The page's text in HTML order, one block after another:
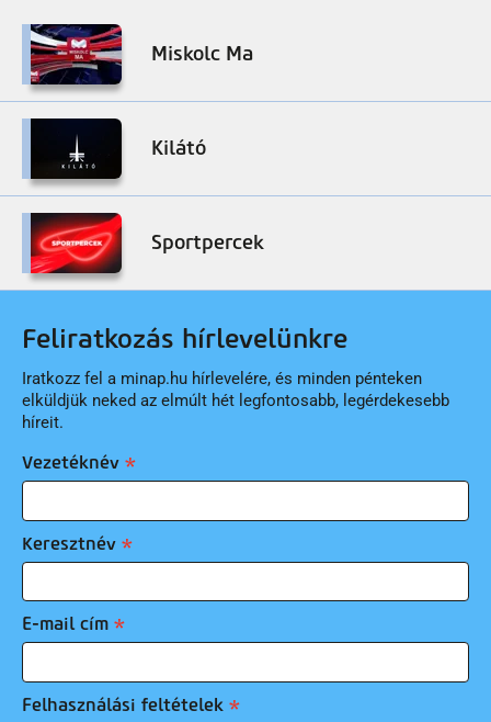
Miskolc Ma
Kilátó
Sportpercek
Feliratkozás hírlevelünkre
Iratkozz fel a minap.hu hírlevelére, és minden pénteken
elküldjük neked az elmúlt hét legfontosabb, legérdekesebb
híreit.
Vezetéknév
Keresztnév
E-mail cím
Felhasználási feltételek